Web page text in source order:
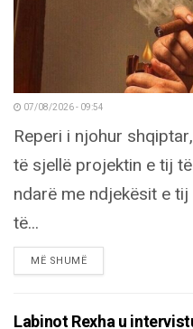
07/08/2026 - 09:54
Reperi i njohur
të sjellë projektin e tij
ndarë me ndjekësit e
të...
MË SHUMËDETAILS
Labinot Rexha u